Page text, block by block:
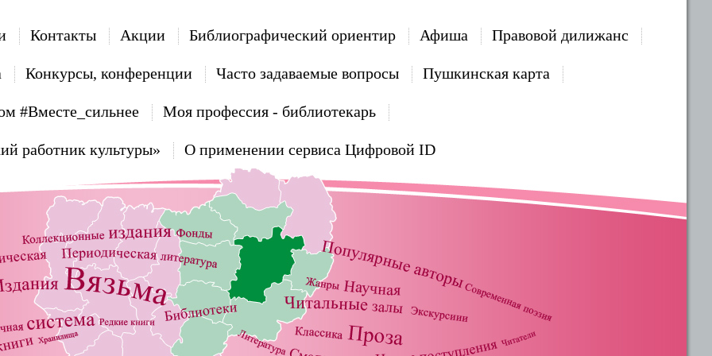
Контакты Акции Библиографический ориентир Афиша Правовой дилижанс
Конкурсы, конференции Часто задаваемые вопросы Пушкинская карта
#Вместе_сильнее Моя профессия - библиотекарь
работник культуры» О применении сервиса Цифровой ID